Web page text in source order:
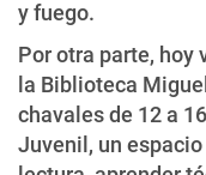
y fuego.
Por otra parte, hoy
la Biblioteca
chavales de 12 a
Juvenil, un